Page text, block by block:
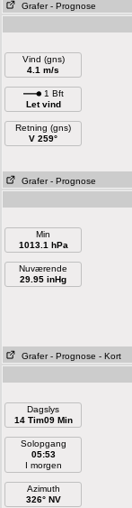
Grafer - Prognose
Vind (gns)
4.1 m/s
1 Bft
Let vind
Retning (gns)
V 259°
Grafer - Prognose
Min
1013.1 hPa
Nuværende
29.95 inHg
Grafer - Prognose - Kort
Dagslys
14 Tim09 Min
Solopgang
05:53
I morgen
Azimuth
326° NV